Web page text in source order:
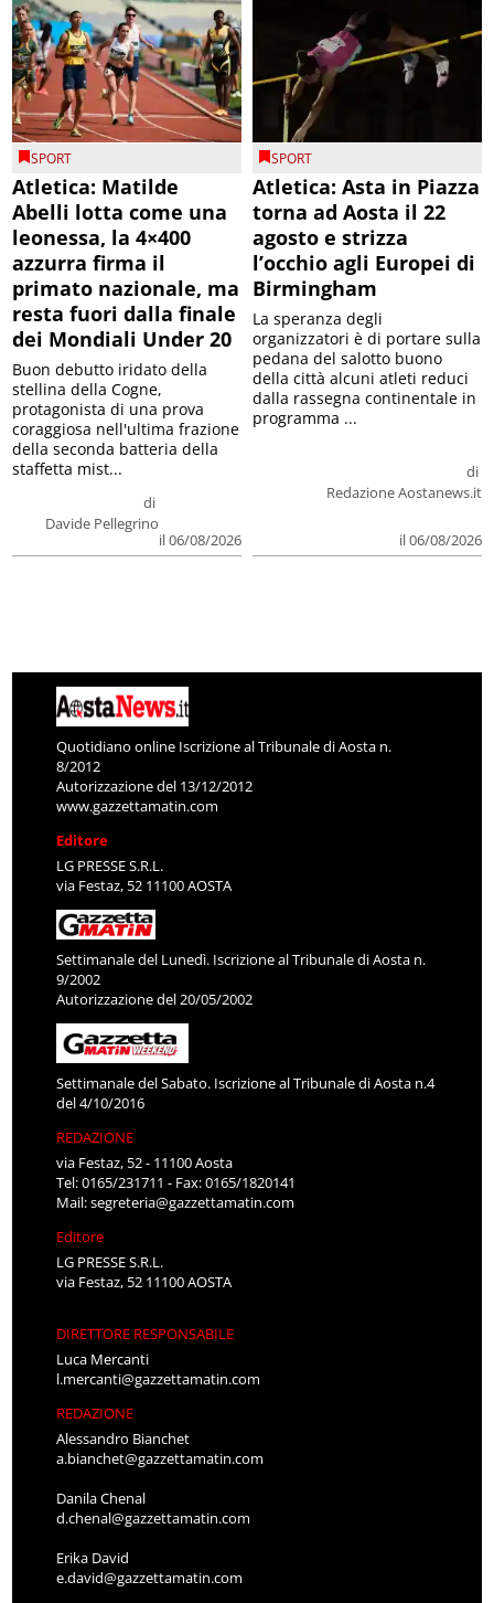
SPORT
Atletica: Matilde
Abelli lotta come una
leonessa, la 4×400
azzurra firma il
primato nazionale, ma
resta fuori dalla finale
dei Mondiali Under 20
di
Davide Pellegrino
il 06/08/2026
Buon debutto iridato della
stellina della Cogne,
protagonista di una prova
coraggiosa nell'ultima frazione
della seconda batteria della
staffetta mist...
SPORT
Atletica: Asta in Piazza
torna ad Aosta il 22
agosto e strizza
l’occhio agli Europei di
Birmingham
di
Redazione Aostanews.it
il 06/08/2026
La speranza degli
organizzatori è di portare sulla
pedana del salotto buono
della città alcuni atleti reduci
dalla rassegna continentale in
programma ...
Quotidiano online Iscrizione al Tribunale di Aosta n.
8/2012
Autorizzazione del 13/12/2012
www.gazzettamatin.com
Editore
LG PRESSE S.R.L.
via Festaz, 52 11100 AOSTA
Settimanale del Lunedì. Iscrizione al Tribunale di Aosta n.
9/2002
Autorizzazione del 20/05/2002
Settimanale del Sabato. Iscrizione al Tribunale di Aosta n.4
del 4/10/2016
REDAZIONE
via Festaz, 52 - 11100 Aosta
Tel: 0165/231711 - Fax: 0165/1820141
Mail:segreteria@gazzettamatin.com
Editore
LG PRESSE S.R.L.
via Festaz, 52 11100 AOSTA
DIRETTORE RESPONSABILE
Luca Mercanti
l.mercanti@gazzettamatin.com
REDAZIONE
Alessandro Bianchet
a.bianchet@gazzettamatin.com
Danila Chenal
d.chenal@gazzettamatin.com
Erika David
e.david@gazzettamatin.com